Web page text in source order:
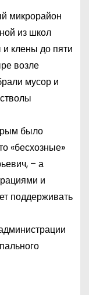
микрорайон
из школ
клены до пяти
возле
мусор и
было
«бесхозные»
– а
и
поддерживать